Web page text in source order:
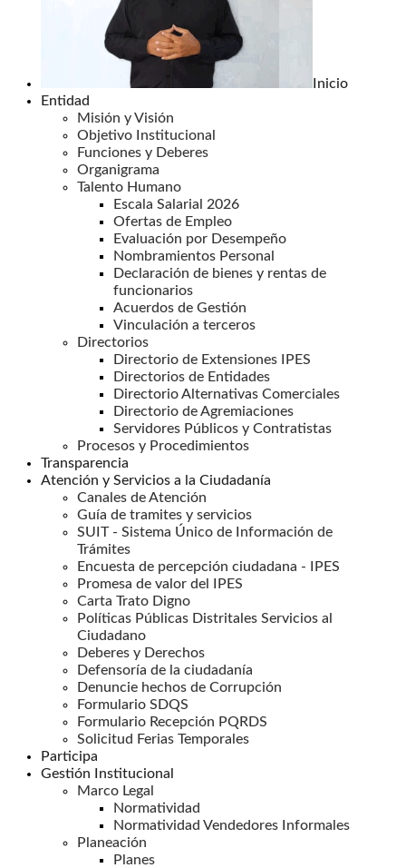
Inicio
Entidad
Misión y Visión
Objetivo Institucional
Funciones y Deberes
Organigrama
Talento Humano
Escala Salarial 2026
Ofertas de Empleo
Evaluación por Desempeño
Nombramientos Personal
Declaración de bienes y rentas de
funcionarios
Acuerdos de Gestión
Vinculación a terceros
Directorios
Directorio de Extensiones IPES
Directorios de Entidades
Directorio Alternativas Comerciales
Directorio de Agremiaciones
Servidores Públicos y Contratistas
Procesos y Procedimientos
Transparencia
Atención y Servicios a la Ciudadanía
Canales de Atención
Guía de tramites y servicios
SUIT - Sistema Único de Información de
Trámites
Encuesta de percepción ciudadana - IPES
Promesa de valor del IPES
Carta Trato Digno
Políticas Públicas Distritales Servicios al
Ciudadano
Deberes y Derechos
Defensoría de la ciudadanía
Denuncie hechos de Corrupción
Formulario SDQS
Formulario Recepción PQRDS
Solicitud Ferias Temporales
Participa
Gestión Institucional
Marco Legal
Normatividad
Normatividad Vendedores Informales
Planeación
Planes